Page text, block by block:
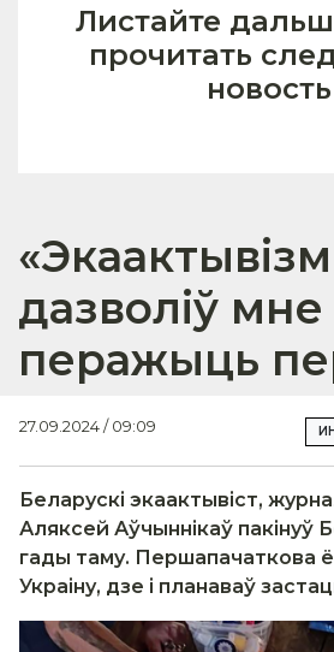
Листайте
прочитать
новость
«Экаактывізм
дазволіў
перажыць
27.09.2024 / 09:09
Беларускі экаактывіст,
Аляксей Аўчыннікаў пакінуў
гады таму. Першапачаткова
Украіну, дзе і планаваў